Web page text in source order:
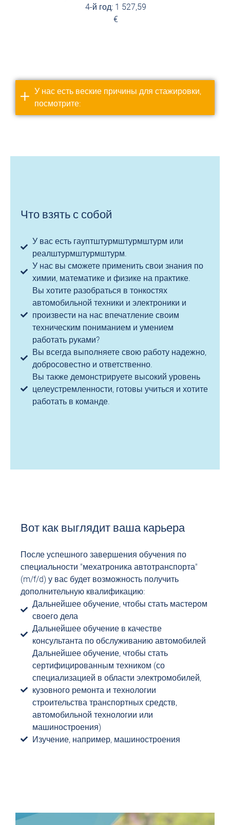
4-й год: 1 527,59
€
У нас есть веские причины для стажировки,
посмотрите:
Что взять с собой
У вас есть гауптштурмштурмштурм или
реалштурмштурмштурм.
У нас вы сможете применить свои знания по
химии, математике и физике на практике.
Вы хотите разобраться в тонкостях
автомобильной техники и электроники и
произвести на нас впечатление своим
техническим пониманием и умением
работать руками?
Вы всегда выполняете свою работу надежно,
добросовестно и ответственно.
Вы также демонстрируете высокий уровень
целеустремленности, готовы учиться и хотите
работать в команде.
Вот как выглядит ваша карьера
После успешного завершения обучения по
специальности "мехатроника автотранспорта"
(m/f/d) у вас будет возможность получить
дополнительную квалификацию:
Дальнейшее обучение, чтобы стать мастером
своего дела
Дальнейшее обучение в качестве
консультанта по обслуживанию автомобилей
Дальнейшее обучение, чтобы стать
сертифицированным техником (со
специализацией в области электромобилей,
кузовного ремонта и технологии
строительства транспортных средств,
автомобильной технологии или
машиностроения)
Изучение, например, машиностроения